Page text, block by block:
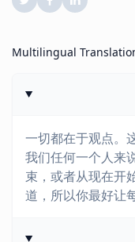
Multilingual
一切都在于观点。
我们任何一个人来
束，或者从现在开
道，所以你最好让